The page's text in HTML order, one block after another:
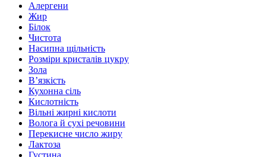
Алергени
Жир
Білок
Чистота
Насипна щільність
Розміри кристалів цукру
Зола
В’язкість
Кухонна сіль
Кислотність
Вільні жирні кислоти
Волога й сухі речовини
Перекисне число жиру
Лактоза
Густина